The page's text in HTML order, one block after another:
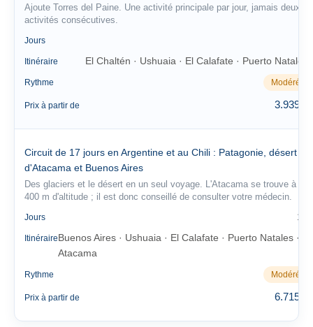
Ajoute Torres del Paine. Une activité principale par jour, jamais deux
activités consécutives.
Jours
Itinéraire El Chaltén · Ushuaia · El Calafate · Puerto Natales
Rythme Modéré
Prix à partir de 3.939 €
Circuit de 17 jours en Argentine et au Chili : Patagonie, désert
d'Atacama et Buenos Aires
Des glaciers et le désert en un seul voyage. L'Atacama se trouve à 2
400 m d'altitude ; il est donc conseillé de consulter votre médecin.
Jours 17
ItinéraireBuenos Aires · Ushuaia · El Calafate · Puerto Natales ·
Atacama
Rythme Modéré
Prix à partir de 6.715 €